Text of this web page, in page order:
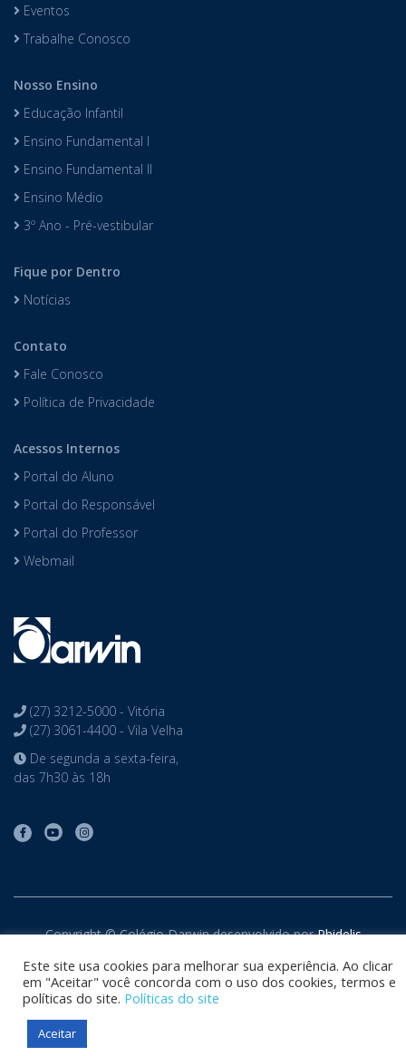
Eventos
Trabalhe Conosco
Nosso Ensino
Educação Infantil
Ensino Fundamental I
Ensino Fundamental II
Ensino Médio
3º Ano - Pré-vestibular
Fique por Dentro
Notícias
Contato
Fale Conosco
Política de Privacidade
Acessos Internos
Portal do Aluno
Portal do Responsável
Portal do Professor
Webmail
(27) 3212-5000 - Vitória
(27) 3061-4400 - Vila Velha
De segunda a sexta-feira,
das 7h30 às 18h
Copyright © Colégio Darwin desenvolvido porPhidelis
Este site usa cookies para melhorar sua experiência. Ao clicar
em "Aceitar" você concorda com o uso dos cookies, termos e
políticas do site. Políticas do site
Aceitar